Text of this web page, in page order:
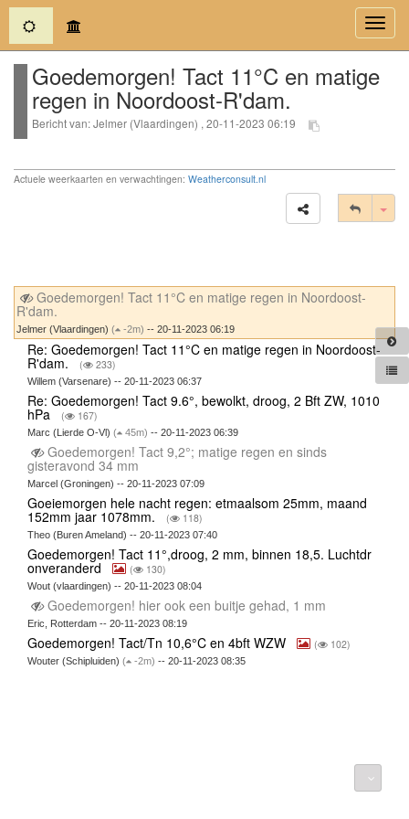
(current)
Goedemorgen! Tact 11°C en matige
regen in Noordoost-R'dam.
Bericht van: Jelmer (Vlaardingen) , 20-11-2023 06:19
Actuele weerkaarten en verwachtingen: Weatherconsult.nl
Goedemorgen! Tact 11°C en matige regen in Noordoost-
R'dam.
Jelmer (Vlaardingen) ( -2m) -- 20-11-2023 06:19
Re: Goedemorgen! Tact 11°C en matige regen in Noordoost-
R'dam. ( 233)
Willem (Varsenare) -- 20-11-2023 06:37
Re: Goedemorgen! Tact 9.6°, bewolkt, droog, 2 Bft ZW, 1010
hPa ( 167)
Marc (Lierde O-Vl) ( 45m) -- 20-11-2023 06:39
Goedemorgen! Tact 9,2°; matige regen en sinds
gisteravond 34 mm
Marcel (Groningen) -- 20-11-2023 07:09
Goeiemorgen hele nacht regen: etmaalsom 25mm, maand
152mm jaar 1078mm. ( 118)
Theo (Buren Ameland) -- 20-11-2023 07:40
Goedemorgen! Tact 11°,droog, 2 mm, binnen 18,5. Luchtdr
onveranderd ( 130)
Wout (vlaardingen) -- 20-11-2023 08:04
Goedemorgen! hier ook een buitje gehad, 1 mm
Eric, Rotterdam -- 20-11-2023 08:19
Goedemorgen! Tact/Tn 10,6°C en 4bft WZW ( 102)
Wouter (Schipluiden) ( -2m) -- 20-11-2023 08:35